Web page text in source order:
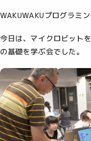
WAKUWAKUプログラミ
今日は、マイクロビット
の基礎を学ぶ会でした。